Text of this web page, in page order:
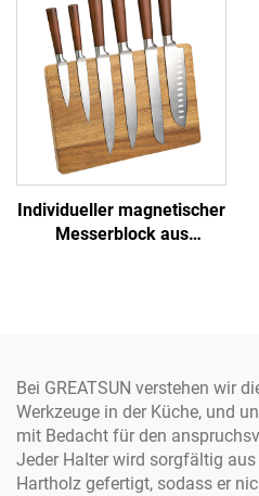
Individueller magnetischer
Messerblock aus
Bei GREATSUN verstehen wir
Werkzeuge in der Küche, und
mit Bedacht für den
Jeder Halter wird sorgfältig
Hartholz gefertigt, sodass er